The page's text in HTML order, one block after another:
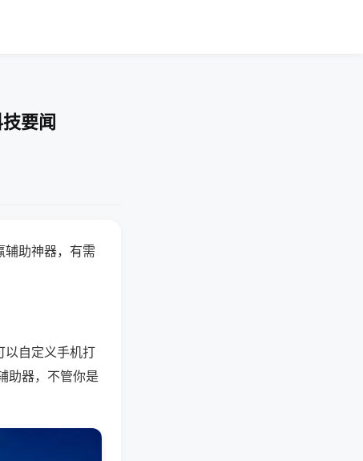
要闻
辅助神器，有需
以自定义手机打
助器，不管你是